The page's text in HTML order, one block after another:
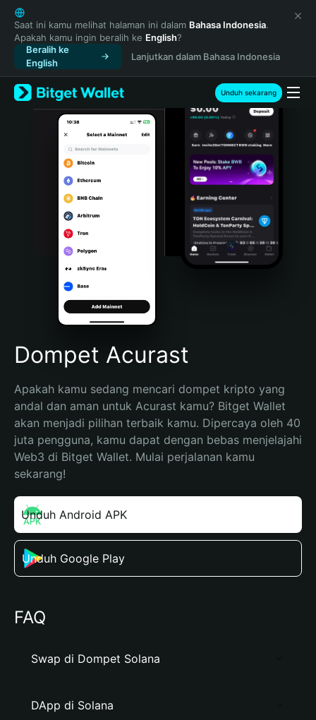
English
日本語
Tiếng Việt
Русский
Español (Latinoamérica)
Türkçe
Italiano
Português (Portugal)
Bahasa Indonesia
Português (Brasil)
Español (Argentina)
Saat ini kamu melihat halaman ini dalam Bahasa Indonesia.
Apakah kamu ingin beralih ke English?
Beralih ke
English
Lanjutkan dalam Bahasa Indonesia
Unduh sekarang
Dompet Acurast
Apakah kamu sedang mencari dompet kripto yang
andal dan aman untuk Acurast kamu? Bitget Wallet
akan menjadi pilihan terbaik kamu. Dipercaya oleh 40
juta pengguna, kamu dapat dengan bebas menjelajahi
Web3 di Bitget Wallet. Mulai perjalanan kamu
sekarang!
Unduh Android APK
Unduh Google Play
FAQ
Swap di Dompet Solana
DApp di Solana